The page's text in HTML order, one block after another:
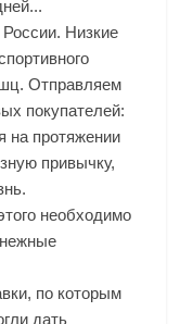
Низкие
Отправляем
покупателей:
на протяжении
привычку,
необходимо
по которым
дать